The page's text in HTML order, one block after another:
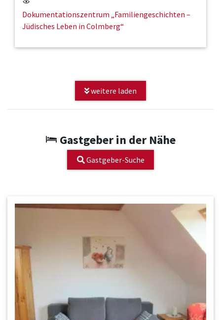
Dokumentationszentrum „Familiengeschichten –
Jüdisches Leben in Colmberg“
weitere laden
Gastgeber in der Nähe
Gastgeber-Suche